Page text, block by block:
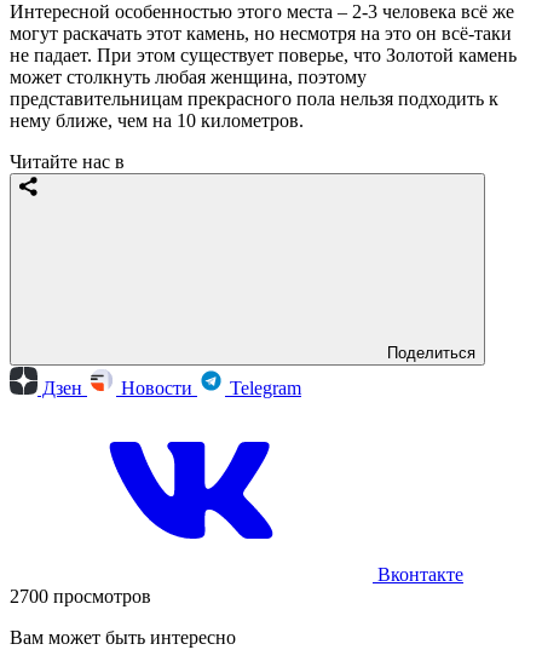
Интересной особенностью этого места – 2-3 человека всё же
могут раскачать этот камень, но несмотря на это он всё-таки
не падает. При этом существует поверье, что Золотой камень
может столкнуть любая женщина, поэтому
представительницам прекрасного пола нельзя подходить к
нему ближе, чем на 10 километров.
Читайте нас в
Поделиться
Дзен Новости Telegram
Вконтакте
2700 просмотров
Вам может быть интересно